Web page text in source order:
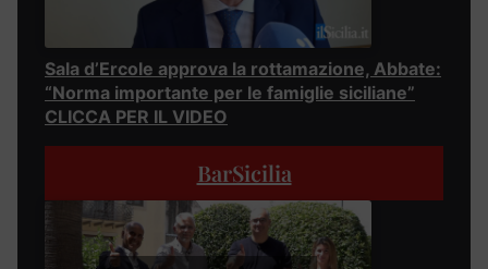
Sala d’Ercole approva la rottamazione, Abbate:
“Norma importante per le famiglie siciliane”
CLICCA PER IL VIDEO
BarSicilia